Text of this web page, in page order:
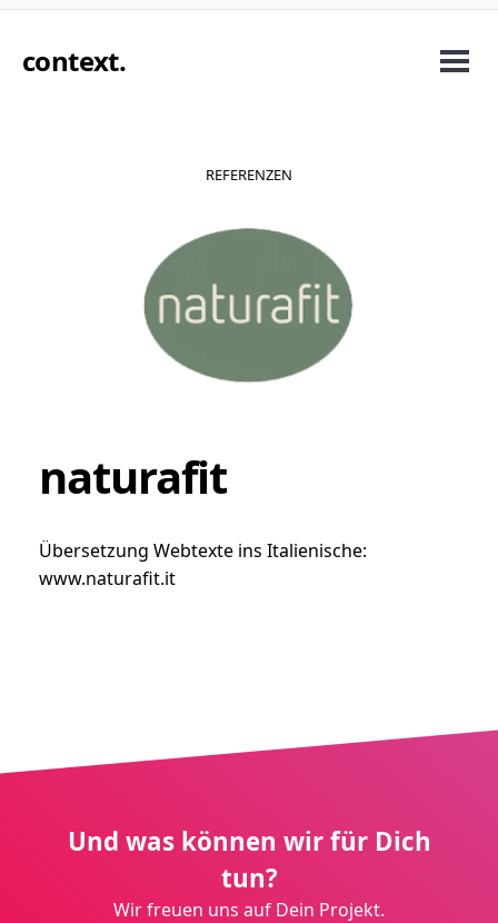
context.
REFERENZEN
naturafit
Übersetzung Webtexte ins Italienische:
www.naturafit.it
Und was können wir für Dich
tun?
Wir freuen uns auf Dein Projekt.